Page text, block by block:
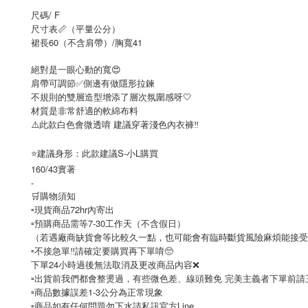
尺碼/ F
尺寸表📏（平量公分）
裙長60（不含肩帶）/胸寬41
絕對是一眼心動的寬😍
肩帶可調節✅側邊有做隱形拉鍊
不規則的雙層造型增添了層次氛圍感呀🤍
材質是非常舒適的軟綿布料
⚠️此款白色會微透唷 建議穿著淺色內衣褲‼️
⭐️建議身形：此款建議S-小L購買
160/43實著
-
🛒購物須知
▫️現貨商品72hr內寄出
▫️預購商品需等7-30工作天（不含假日）
（若遇廠商缺貨會等比較久一點，也可能會有臨時斷貨風險麻煩能接受
▫️不接急單‼️請確定要購買再下單唷🥺
下單24小時過後無法取消及更改商品內容❌
▫️出貨前我們都會整燙過，有些微色差、線頭難免 完美主義者下單前請
▫️商品數據誤差1-3公分為正常現象